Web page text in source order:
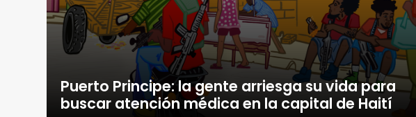
Puerto Principe: la gente arriesga su vida para
buscar atención médica en la capital de Haití